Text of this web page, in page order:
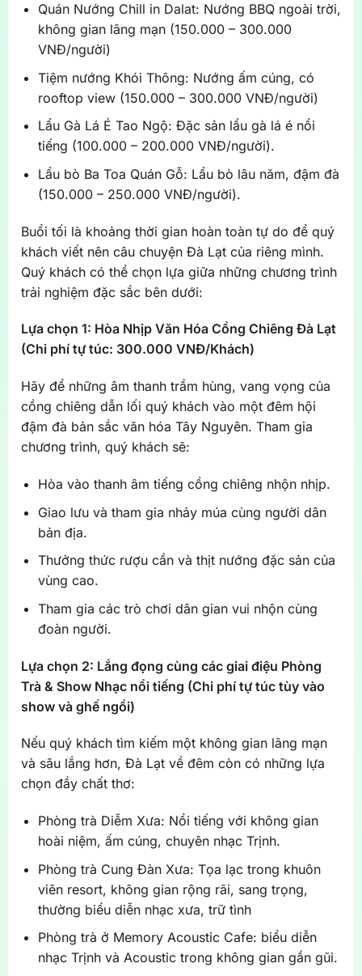
Quán Nướng Chill in Dalat: Nướng BBQ ngoài trời,
không gian lãng mạn (150.000 – 300.000
VNĐ/người)
Tiệm nướng Khói Thông: Nướng ấm cúng, có
rooftop view (150.000 – 300.000 VNĐ/người)
Lẩu Gà Lá É Tao Ngộ: Đặc sản lẩu gà lá é nổi
tiếng (100.000 – 200.000 VNĐ/người).
Lẩu bò Ba Toa Quán Gỗ: Lẩu bò lâu năm, đậm đà
(150.000 – 250.000 VNĐ/người).
Buổi tối là khoảng thời gian hoàn toàn tự do để quý
khách viết nên câu chuyện Đà Lạt của riêng mình.
Quý khách có thể chọn lựa giữa những chương trình
trải nghiệm đặc sắc bên dưới:
Lựa chọn 1: Hòa Nhịp Văn Hóa Cồng Chiêng Đà Lạt
(Chi phí tự túc: 300.000 VNĐ/Khách)
Hãy để những âm thanh trầm hùng, vang vọng của
cồng chiêng dẫn lối quý khách vào một đêm hội
đậm đà bản sắc văn hóa Tây Nguyên. Tham gia
chương trình, quý khách sẽ:
Hòa vào thanh âm tiếng cồng chiêng nhộn nhịp.
Giao lưu và tham gia nhảy múa cùng người dân
bản địa.
Thưởng thức rượu cần và thịt nướng đặc sản của
vùng cao.
Tham gia các trò chơi dân gian vui nhộn cùng
đoàn người.
Lựa chọn 2: Lắng đọng cùng các giai điệu Phòng
Trà & Show Nhạc nổi tiếng (Chi phí tự túc tùy vào
show và ghế ngồi)
Nếu quý khách tìm kiếm một không gian lãng mạn
và sâu lắng hơn, Đà Lạt về đêm còn có những lựa
chọn đầy chất thơ:
Phòng trà Diễm Xưa: Nổi tiếng với không gian
hoài niệm, ấm cúng, chuyên nhạc Trịnh.
Phòng trà Cung Đàn Xưa: Tọa lạc trong khuôn
viên resort, không gian rộng rãi, sang trọng,
thường biểu diễn nhạc xưa, trữ tình
Phòng trà ở Memory Acoustic Cafe: biểu diễn
nhạc Trịnh và Acoustic trong không gian gần gũi.